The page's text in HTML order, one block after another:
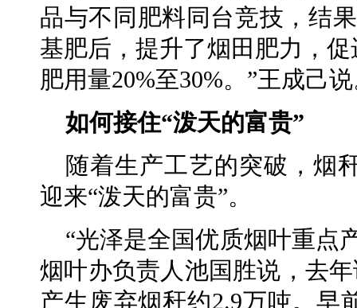
品与不同肥料同台竞技，结
基肥后，提升了烟田肥力，
肥用量20%至30%。”王成己
如何接住“泼天的富贵”
随着生产工艺的突破，烟
迎来“泼天的富贵”。
“光泽是全国优质烟叶重点
烟叶办负责人池国胜说，去
产生废弃烟秆约2.9万吨。早